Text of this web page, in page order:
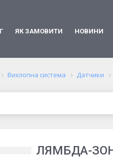
ЯК ЗАМОВИТИ НОВИНИ
Вихлопна система Датчики
ЛЯМБДА-